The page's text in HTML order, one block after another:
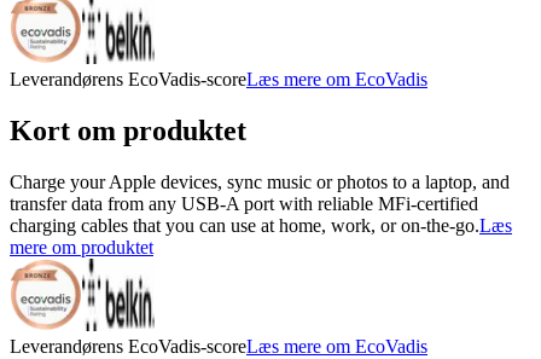
Leverandørens EcoVadis-scoreLæs mere om EcoVadis
Kort om produktet
Charge your Apple devices, sync music or photos to a laptop, and
transfer data from any USB-A port with reliable MFi-certified
charging cables that you can use at home, work, or on-the-go.Læs
mere om produktet
Leverandørens EcoVadis-scoreLæs mere om EcoVadis